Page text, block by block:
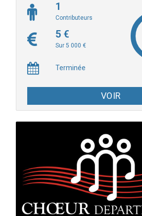
1
Contributeurs
5 €
Sur 5 000 €
Terminée
VOIR